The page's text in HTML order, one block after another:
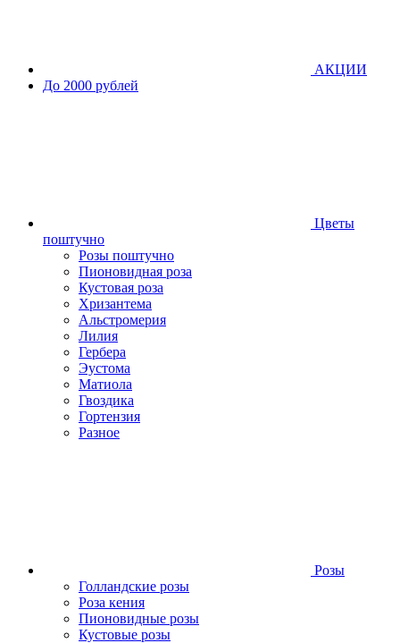
АКЦИИ
До 2000 рублей
Цветы
поштучно
Розы поштучно
Пионовидная роза
Кустовая роза
Хризантема
Альстромерия
Лилия
Гербера
Эустома
Матиола
Гвоздика
Гортензия
Разное
Розы
Голландские розы
Роза кения
Пионовидные розы
Кустовые розы